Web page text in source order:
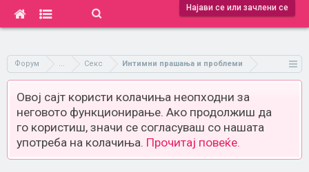
Најави се или зачлени се
Форум ... Секс Интимни прашања и проблеми
Овој сајт користи колачиња неопходни за
неговото функционирање. Ако продолжиш да
го користиш, значи се согласуваш со нашата
употреба на колачиња. Прочитај повеќе.